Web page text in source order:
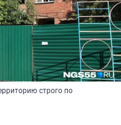
строго по